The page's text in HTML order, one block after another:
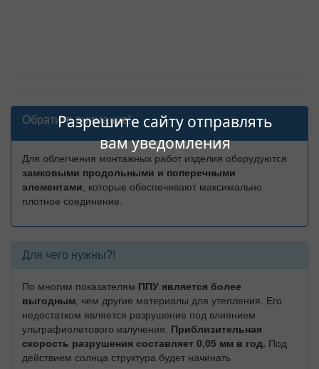
Разрешите сайту отправлять
вам уведомления
Обратите внимание!
Для облегчения монтажных работ изделия оборудуются
замковыми продольными и поперечными
элементами, которые обеспечивают максимально
плотное соединение.
Для чего нужны?!
По многим показателям ППУ является более
выгодным, чем другие материалы для утепления. Его
недостатком является разрушение под влиянием
ультрафиолетового излучения. Приблизительная
скорость разрушения составляет 0,05 мм в год. Под
действием солнца структура будет начинать